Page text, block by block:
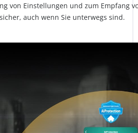
von Einstellungen und zum Empfang
auch wenn Sie unterwegs sind.